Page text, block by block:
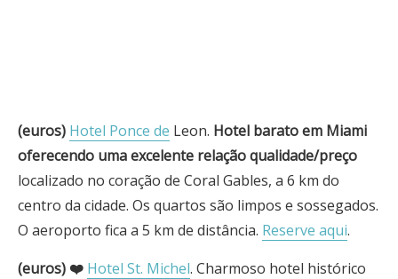
(euros) Hotel Ponce de Leon. Hotel barato em Miami
oferecendo uma excelente relação qualidade/preço
localizado no coração de Coral Gables, a 6 km do
centro da cidade. Os quartos são limpos e sossegados.
O aeroporto fica a 5 km de distância. Reserve aqui.
(euros) ❤️ Hotel St. Michel. Charmoso hotel histórico